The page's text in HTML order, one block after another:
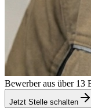
Bewerber aus über 13
Jetzt Stelle schalten